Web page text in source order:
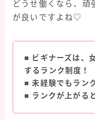
どうせ働くなら、頑
が良いですよね♡
■
ビギナーズは、
するランク制度！
■未経験でもラン
■ ランクが上がる